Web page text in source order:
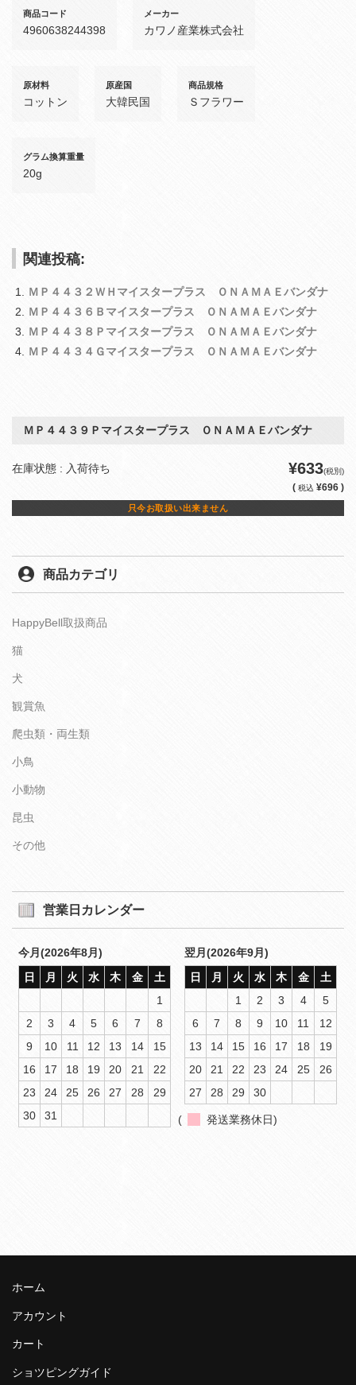
商品コード
4960638244398
メーカー
カワノ産業株式会社
原材料
コットン
原産国
大韓民国
商品規格
Ｓフラワー
グラム換算重量
20g
関連投稿:
ＭＰ４４３２ＷＨマイスタープラス ＯＮＡＭＡＥバンダナ
ＭＰ４４３６Ｂマイスタープラス ＯＮＡＭＡＥバンダナ
ＭＰ４４３８Ｐマイスタープラス ＯＮＡＭＡＥバンダナ
ＭＰ４４３４Ｇマイスタープラス ＯＮＡＭＡＥバンダナ
ＭＰ４４３９Ｐマイスタープラス ＯＮＡＭＡＥバンダナ
在庫状態 : 入荷待ち ¥633(税別)
( 税込 ¥696 )
只今お取扱い出来ません
商品カテゴリ
HappyBell取扱商品
猫
犬
観賞魚
爬虫類・両生類
小鳥
小動物
昆虫
その他
営業日カレンダー
今月(2026年8月)
日
月 火 水 木 金
土
1
2
3 4 5 6 7
8
9
10 11 12 13 14
15
16
17 18 19 20 21
22
23
24 25 26 27 28
29
30
31
翌月(2026年9月)
日
月 火 水 木 金
土
1
2 3 4
5
6
7 8 9 10 11
12
13
14 15 16 17 18
19
20
21 22 23 24 25
26
27
28 29 30
( 発送業務休日)
ホーム
アカウント
カート
ショツピングガイド